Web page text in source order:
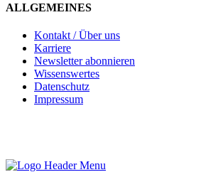
ALLGEMEINES
Kontakt / Über uns
Karriere
Newsletter abonnieren
Wissenswertes
Datenschutz
Impressum